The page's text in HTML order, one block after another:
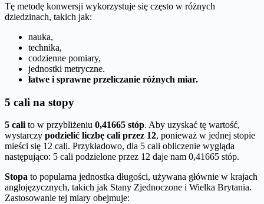
Tę metodę konwersji wykorzystuje się często w różnych
dziedzinach, takich jak:
nauka,
technika,
codzienne pomiary,
jednostki metryczne.
łatwe i sprawne przeliczanie różnych miar.
5 cali na stopy
5 cali to w przybliżeniu 0,41665 stóp. Aby uzyskać tę wartość,
wystarczy podzielić liczbę cali przez 12, ponieważ w jednej stopie
mieści się 12 cali. Przykładowo, dla 5 cali obliczenie wygląda
następująco: 5 cali podzielone przez 12 daje nam 0,41665 stóp.
Stopa to popularna jednostka długości, używana głównie w krajach
anglojęzycznych, takich jak Stany Zjednoczone i Wielka Brytania.
Zastosowanie tej miary obejmuje: